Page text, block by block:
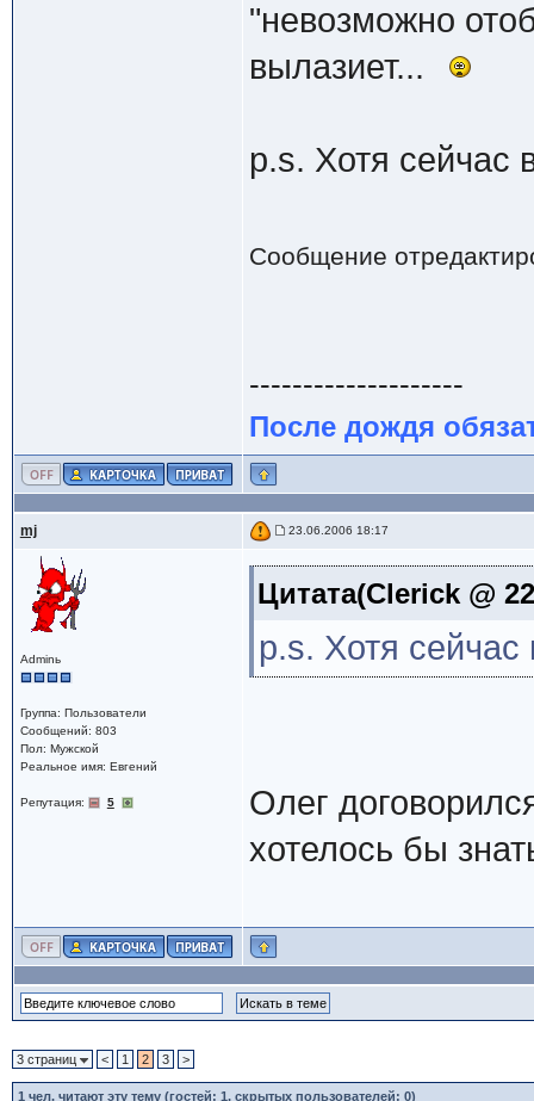
"невозможно
вылазиет...
p.s. Хотя
Сообщение
--------------------
После дождя
mj 23.06.2006 18:17
Adminь
Группа: Пользователи
Сообщений: 803
Пол: Мужской
Реальное имя: Евгений
Репутация: 5
Цитата(Clerick @
p.s. Хотя
Олег
хотелось бы
3 страниц < 1 2 3 >
1 чел. читают эту тему (гостей: 1, скрытых пользователей: 0)